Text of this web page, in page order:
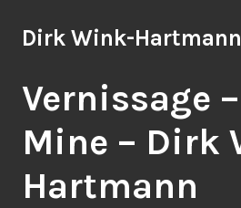
Inhalt
Dirk Wink-Hartmann
Vernissage
Mine – Dirk
Hartmann